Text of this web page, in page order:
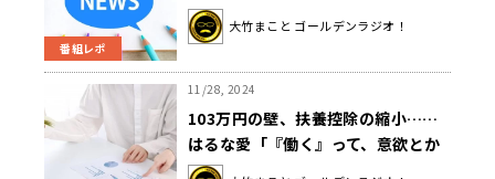
番組レポ
し早い変化が…？青木「SNSが出て
きて旧来型のメディアが、影響力も
大竹まこと ゴールデンラジオ！
11/28, 2024
103万円の壁、扶養控除の縮小……
はるな愛「『働く』って、意欲とか
の問題じゃなくなってる」